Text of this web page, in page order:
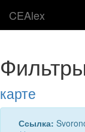
CEAlex
карте
Ссылка: